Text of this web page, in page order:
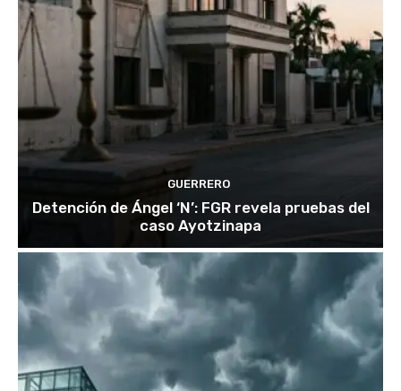
GUERRERO
Detención de Ángel ‘N’: FGR revela pruebas del
caso Ayotzinapa